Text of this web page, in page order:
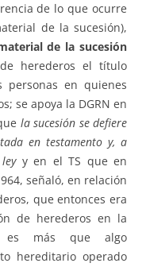
de lo que ocurre
de la sucesión),
de la sucesión
herederos el título
en quienes
se apoya la DGRN en
la sucesión se defiere
en testamento y, a
y en el TS que en
señaló, en relación
que entonces era
de herederos en la
es más que algo
hereditario operado